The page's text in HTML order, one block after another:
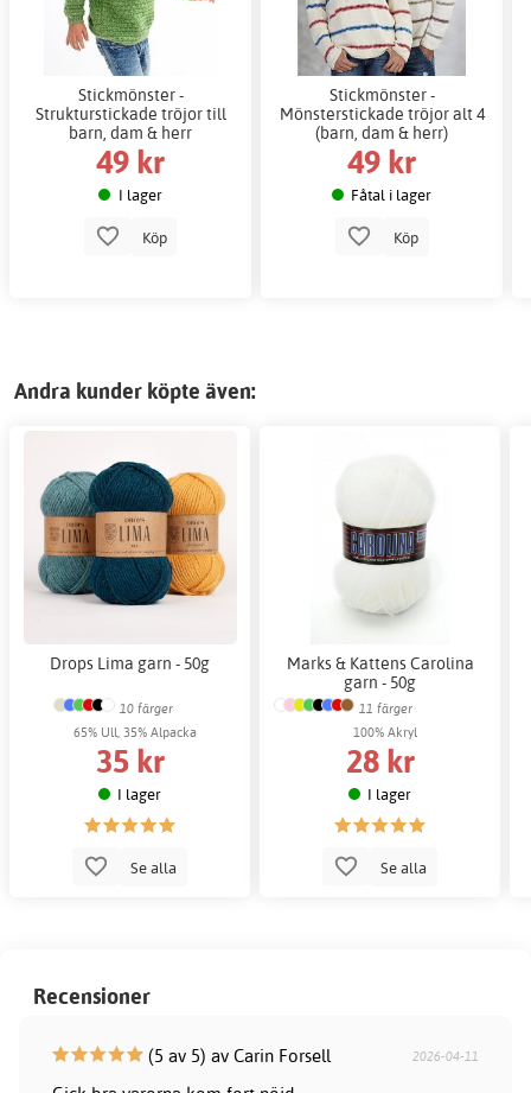
Stickmönster -
Strukturstickade tröjor till
barn, dam & herr
49 kr
I lager
Köp
Stickmönster -
Mönsterstickade tröjor alt 4
(barn, dam & herr)
49 kr
Fåtal i lager
Köp
Andra kunder köpte även:
Drops Lima garn - 50g
10 färger
65% Ull, 35% Alpacka
35 kr
I lager
Se alla
Marks & Kattens Carolina
garn - 50g
11 färger
100% Akryl
28 kr
I lager
Se alla
Recensioner
(5 av 5) av Carin Forsell 2026-04-11